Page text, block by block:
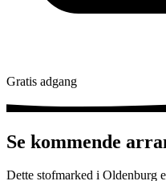
Gratis adgang
Se kommende
Dette stofmarked i Oldenburg